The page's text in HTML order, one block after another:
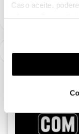
Caso aceite,
funcionalidades
funcionalidade) e
(cookies de
utilização dos